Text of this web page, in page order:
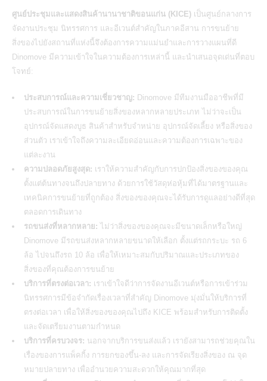
ศูนย์ประชุมและแสดงสินค้านานาชาติขอนแก่น (KICE) เป็นศูนย์กลางการ
จัดงานประชุม นิทรรศการ และอีเวนต์สำคัญในภาคอีสาน การขนย้าย
สิ่งของไปยังสถานที่แห่งนี้จึงต้องการความแม่นยำและการวางแผนที่ดี
Dinomove มีความเข้าใจในความต้องการเหล่านี้ และนำเสนอจุดเด่นที่ตอบ
โจทย์:
ประสบการณ์และความเชี่ยวชาญ: Dinomove มีทีมงานมืออาชีพที่มี
ประสบการณ์ในการขนย้ายสิ่งของหลากหลายประเภท ไม่ว่าจะเป็น
อุปกรณ์จัดแสดงบูธ สินค้าสำหรับจำหน่าย อุปกรณ์จัดเลี้ยง หรือสิ่งของ
ส่วนตัว เราเข้าใจถึงความละเอียดอ่อนและความต้องการเฉพาะของ
แต่ละงาน
ความปลอดภัยสูงสุด: เราให้ความสำคัญกับการปกป้องสิ่งของของคุณ
ตั้งแต่ต้นทางจนถึงปลายทาง ด้วยการใช้วัสดุห่อหุ้มที่ได้มาตรฐานและ
เทคนิคการขนย้ายที่ถูกต้อง สิ่งของของคุณจะได้รับการดูแลอย่างดีที่สุด
ตลอดการเดินทาง
รถขนส่งที่หลากหลาย: ไม่ว่าสิ่งของของคุณจะมีขนาดเล็กหรือใหญ่
Dinomove มีรถขนส่งหลากหลายขนาดให้เลือก ตั้งแต่รถกระบะ รถ 6
ล้อ ไปจนถึงรถ 10 ล้อ เพื่อให้เหมาะสมกับปริมาณและประเภทของ
สิ่งของที่คุณต้องการขนย้าย
บริการที่ตรงต่อเวลา: เราเข้าใจดีว่าการจัดงานอีเวนต์หรือการเข้าร่วม
นิทรรศการมีข้อจำกัดเรื่องเวลาที่สำคัญ Dinomove มุ่งมั่นให้บริการที่
ตรงต่อเวลา เพื่อให้สิ่งของของคุณไปถึง KICE พร้อมสำหรับการติดตั้ง
และจัดเตรียมงานตามกำหนด
บริการที่ครบวงจร: นอกจากบริการขนส่งแล้ว เรายังสามารถช่วยคุณใน
เรื่องของการแพ็คกิ้ง การยกของขึ้น-ลง และการจัดเรียงสิ่งของ ณ จุด
หมายปลายทาง เพื่ออำนวยความสะดวกให้คุณมากที่สุด